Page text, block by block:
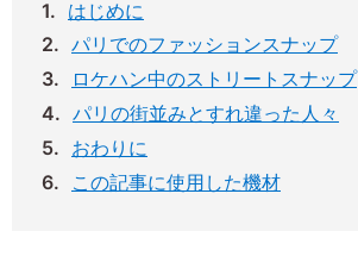
はじめに
パリでのファッションスナップ
ロケハン中のストリートスナップ
パリの街並みとすれ違った人々
おわりに
この記事に使用した機材